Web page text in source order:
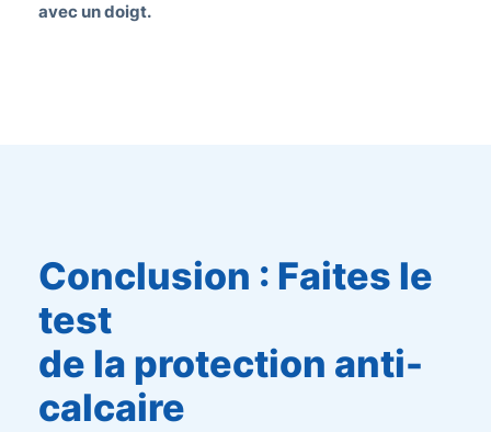
avec un doigt.
Conclusion : Faites le
test
de la protection anti-
calcaire